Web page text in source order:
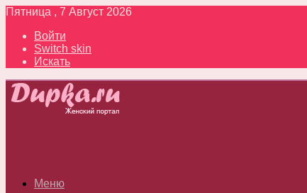
Пятница , 7 Август 2026
Войти
Switch skin
Искать
Меню